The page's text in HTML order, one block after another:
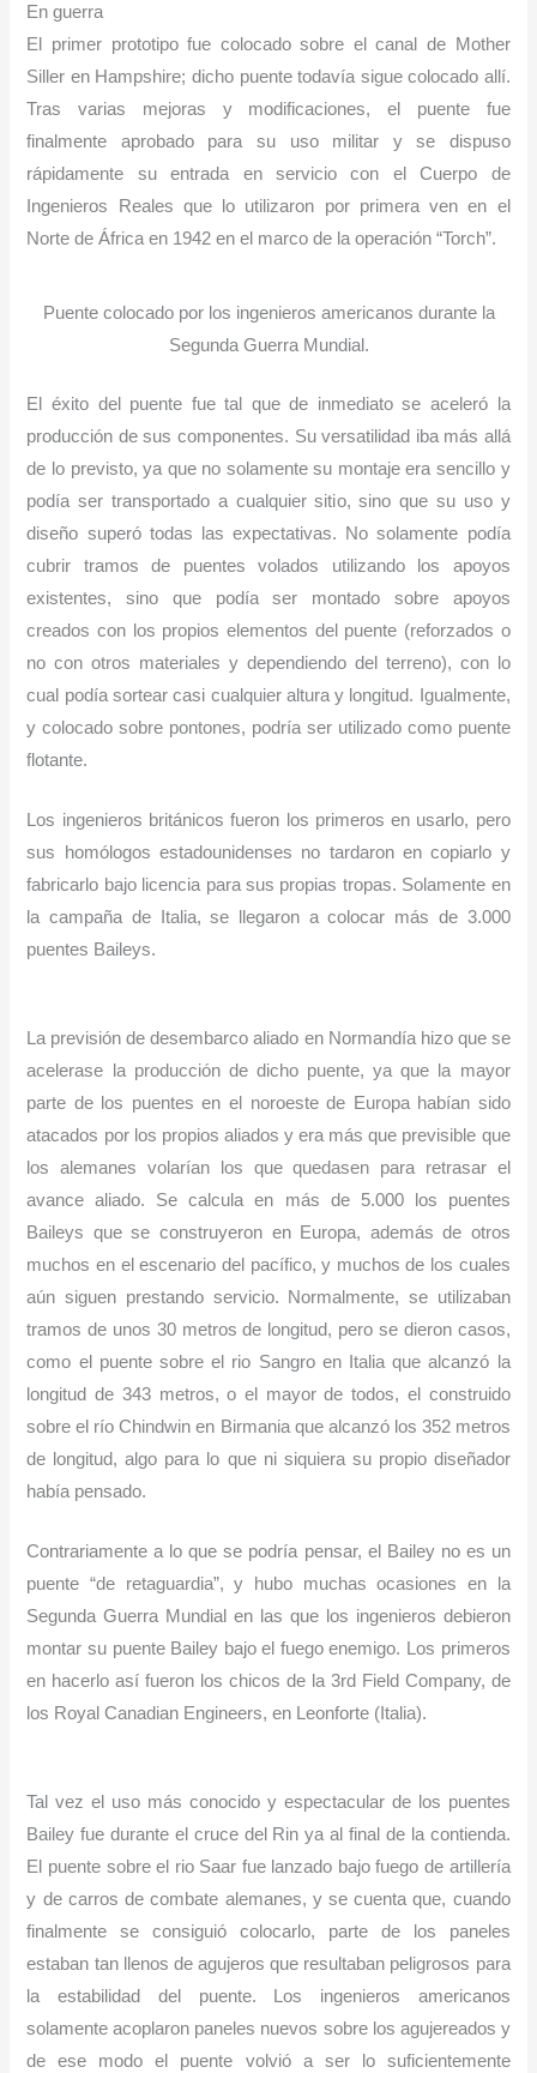
En guerra
El primer prototipo fue colocado sobre el canal de Mother
Siller en Hampshire; dicho puente todavía sigue colocado allí.
Tras varias mejoras y modificaciones, el puente fue
finalmente aprobado para su uso militar y se dispuso
rápidamente su entrada en servicio con el Cuerpo de
Ingenieros Reales que lo utilizaron por primera ven en el
Norte de África en 1942 en el marco de la operación “Torch”.
Puente colocado por los ingenieros americanos durante la
Segunda Guerra Mundial.
El éxito del puente fue tal que de inmediato se aceleró la
producción de sus componentes. Su versatilidad iba más allá
de lo previsto, ya que no solamente su montaje era sencillo y
podía ser transportado a cualquier sitio, sino que su uso y
diseño superó todas las expectativas. No solamente podía
cubrir tramos de puentes volados utilizando los apoyos
existentes, sino que podía ser montado sobre apoyos
creados con los propios elementos del puente (reforzados o
no con otros materiales y dependiendo del terreno), con lo
cual podía sortear casi cualquier altura y longitud. Igualmente,
y colocado sobre pontones, podría ser utilizado como puente
flotante.
Los ingenieros británicos fueron los primeros en usarlo, pero
sus homólogos estadounidenses no tardaron en copiarlo y
fabricarlo bajo licencia para sus propias tropas. Solamente en
la campaña de Italia, se llegaron a colocar más de 3.000
puentes Baileys.
La previsión de desembarco aliado en Normandía hizo que se
acelerase la producción de dicho puente, ya que la mayor
parte de los puentes en el noroeste de Europa habían sido
atacados por los propios aliados y era más que previsible que
los alemanes volarían los que quedasen para retrasar el
avance aliado. Se calcula en más de 5.000 los puentes
Baileys que se construyeron en Europa, además de otros
muchos en el escenario del pacífico, y muchos de los cuales
aún siguen prestando servicio. Normalmente, se utilizaban
tramos de unos 30 metros de longitud, pero se dieron casos,
como el puente sobre el rio Sangro en Italia que alcanzó la
longitud de 343 metros, o el mayor de todos, el construido
sobre el río Chindwin en Birmania que alcanzó los 352 metros
de longitud, algo para lo que ni siquiera su propio diseñador
había pensado.
Contrariamente a lo que se podría pensar, el Bailey no es un
puente “de retaguardia”, y hubo muchas ocasiones en la
Segunda Guerra Mundial en las que los ingenieros debieron
montar su puente Bailey bajo el fuego enemigo. Los primeros
en hacerlo así fueron los chicos de la 3rd Field Company, de
los Royal Canadian Engineers, en Leonforte (Italia).
Tal vez el uso más conocido y espectacular de los puentes
Bailey fue durante el cruce del Rin ya al final de la contienda.
El puente sobre el rio Saar fue lanzado bajo fuego de artillería
y de carros de combate alemanes, y se cuenta que, cuando
finalmente se consiguió colocarlo, parte de los paneles
estaban tan llenos de agujeros que resultaban peligrosos para
la estabilidad del puente. Los ingenieros americanos
solamente acoplaron paneles nuevos sobre los agujereados y
de ese modo el puente volvió a ser lo suficientemente